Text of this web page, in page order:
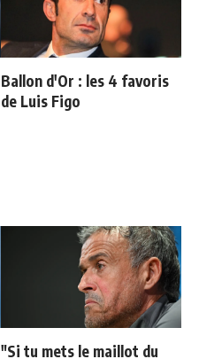
Ballon d'Or : les 4 favoris
de Luis Figo
"Si tu mets le maillot du